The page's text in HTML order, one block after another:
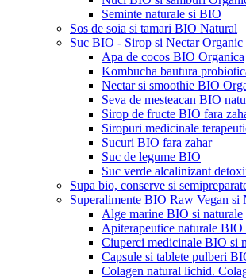
Seminte naturale si BIO
Sos de soia si tamari BIO Natural
Suc BIO - Sirop si Nectar Organic
Apa de cocos BIO Organica
Kombucha bautura
Nectar si smoothie BIO
Seva de mesteacan BIO
Sirop de fructe BIO fara
Siropuri medicinale
Sucuri BIO fara zahar
Suc de legume BIO
Suc verde alcalinizant
Supa bio, conserve si
Superalimente BIO Raw Vegan si
Alge marine BIO si naturale
Apiterapeutice naturale
Ciuperci medicinale BIO si
Capsule si tablete pulberi
Colagen natural lichid.